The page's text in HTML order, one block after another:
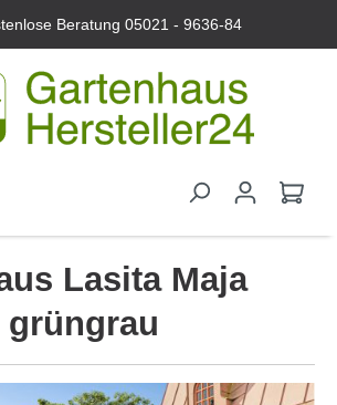
Beratung05021 - 9636-84
Lasita Maja